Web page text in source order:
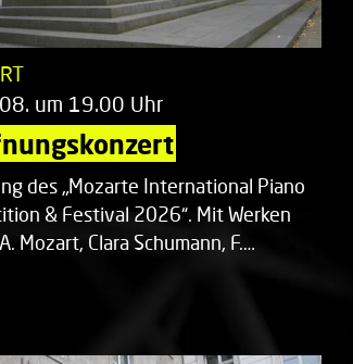
um 19.00 Uhr
des „Mozarte International Piano
& Festival 2026“. Mit Werken
Mozart, Clara Schumann, F.…